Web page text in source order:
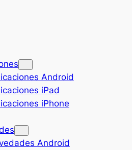
Android
iPad
iPhone
Android